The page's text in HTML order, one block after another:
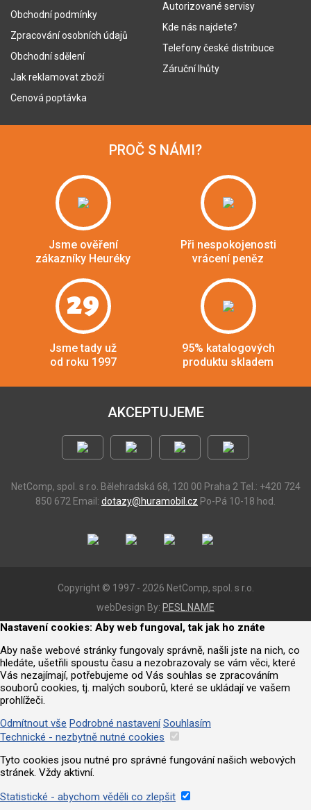
Obchodní podmínky
Zpracování osobních údajů
Obchodní sdělení
Jak reklamovat zboží
Cenová poptávka
Autorizované servisy
Kde nás najdete?
Telefony české distribuce
Záruční lhůty
PROČ S NÁMI?
Jsme ověření
zákazníky Heuréky
Při nespokojenosti
vrácení peněz
29
Jsme tady už
od roku 1997
95% katalogových
produktu skladem
AKCEPTUJEME
NetComp, spol. s r.o. Bělehradská 68, 120 00 Praha 2 Tel.: +420 724
850 672 Email: dotazy@huramobil.cz Po-Pá 10-18 hod.
Copyright © 1997 - 2026 NetComp, spol. s r.o.
webDesign By: PESL.NAME
Nastavení cookies: Aby web fungoval, tak jak ho znáte
Aby naše webové stránky fungovaly správně, našli jste na nich, co
hledáte, ušetřili spoustu času a nezobrazovaly se vám věci, které
Vás nezajímají, potřebujeme od Vás souhlas se zpracováním
souborů cookies, tj. malých souborů, které se ukládají ve vašem
prohlížeči.
Odmítnout vše Podrobné nastavení Souhlasím
Technické - nezbytně nutné cookies
Tyto cookies jsou nutné pro správné fungování našich webových
stránek. Vždy aktivní.
Statistické - abychom věděli co zlepšit